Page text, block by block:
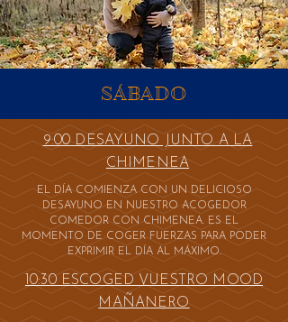
SÁBADO
9:00 DESAYUNO JUNTO A LA
CHIMENEA
EL DÍA COMIENZA CON UN DELICIOSO
DESAYUNO EN NUESTRO ACOGEDOR
COMEDOR CON CHIMENEA. ES EL
MOMENTO DE COGER FUERZAS PARA PODER
EXPRIMIR EL DÍA AL MÁXIMO.
10:30 ESCOGED VUESTRO MOOD
MAÑANERO